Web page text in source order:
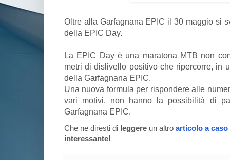
Oltre alla Garfagnana EPIC il 30 maggio si
della EPIC Day.
La EPIC Day è una maratona MTB non
metri di dislivello positivo che ripercorre, in
della Garfagnana EPIC.
Una nuova formula per rispondere alle
vari motivi, non hanno la possibilità di
Garfagnana EPIC.
Che ne diresti di leggere un altro articolo a caso
interessante!